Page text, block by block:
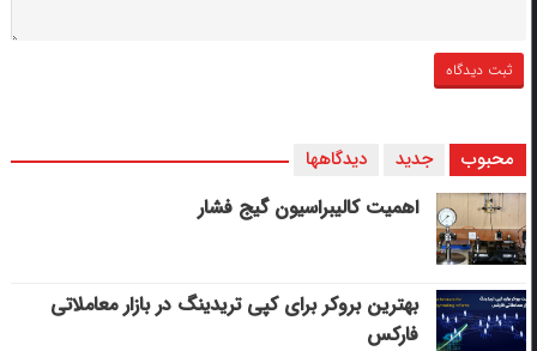
محبوب جدید دیدگاهها
اهمیت کالیبراسیون گیج فشار
بهترین بروکر برای کپی‌ تریدینگ در بازار معاملاتی
فارکس